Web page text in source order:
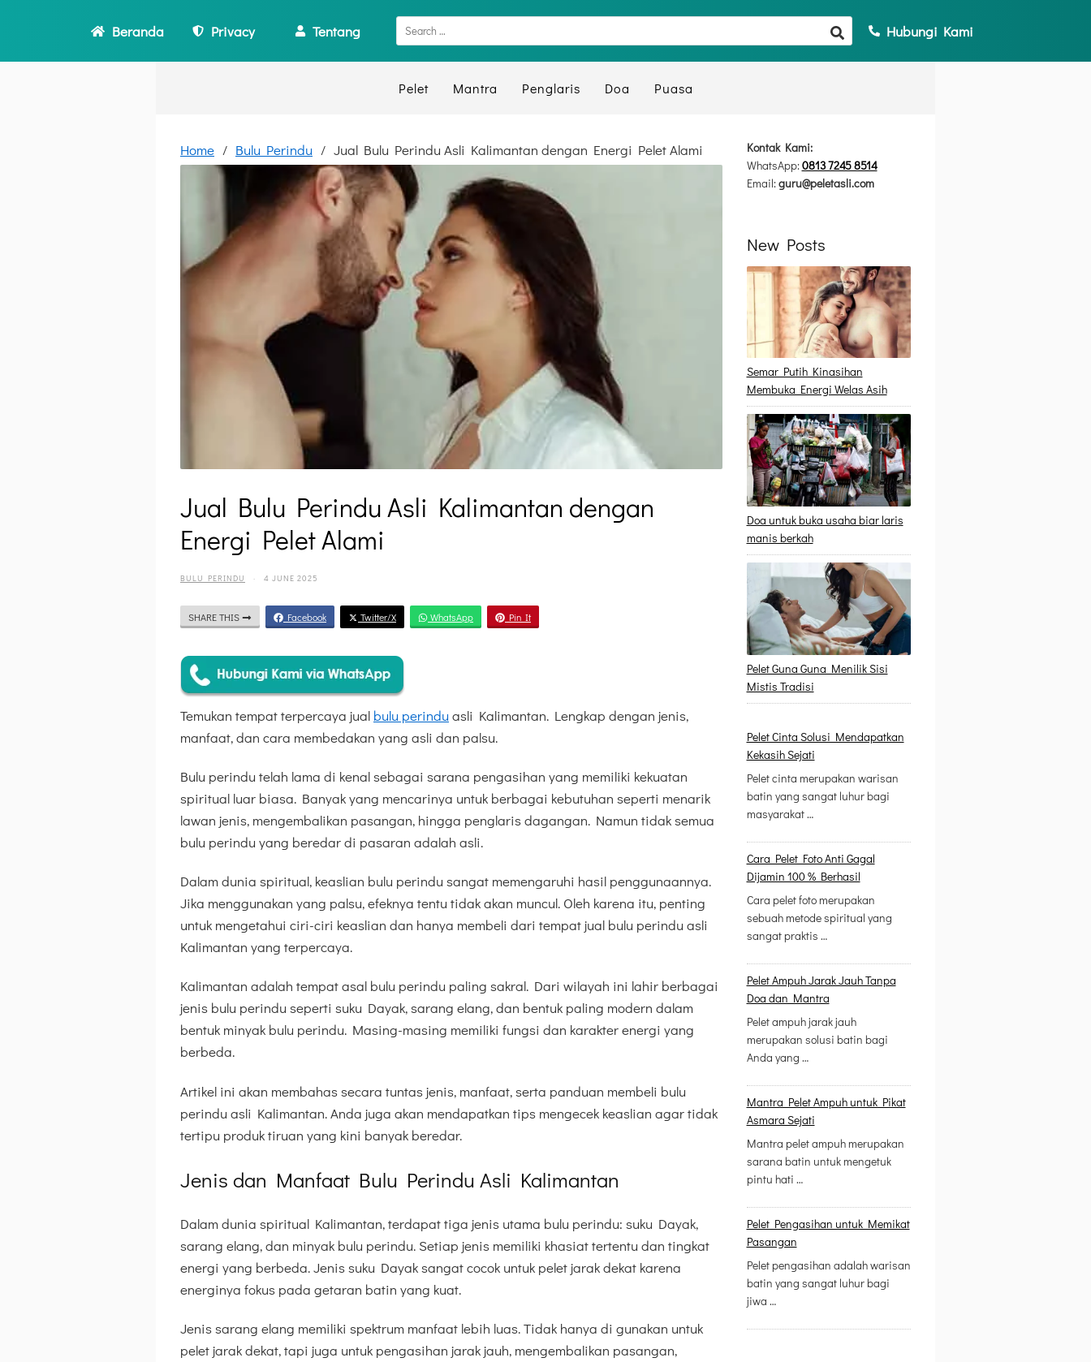
Beranda Privacy Tentang Hubungi Kami
Pelet Mantra Penglaris Doa Puasa
Home Bulu Perindu Jual Bulu Perindu Asli Kalimantan dengan Energi Pelet Alami
Jual Bulu Perindu Asli Kalimantan dengan
Energi Pelet Alami
BULU PERINDU · 4 JUNE 2025
SHARE THIS Facebook Twitter/X WhatsApp Pin It
Temukan tempat terpercaya jual bulu perindu asli Kalimantan. Lengkap dengan jenis,
manfaat, dan cara membedakan yang asli dan palsu.
Bulu perindu telah lama di kenal sebagai sarana pengasihan yang memiliki kekuatan
spiritual luar biasa. Banyak yang mencarinya untuk berbagai kebutuhan seperti menarik
lawan jenis, mengembalikan pasangan, hingga penglaris dagangan. Namun tidak semua
bulu perindu yang beredar di pasaran adalah asli.
Dalam dunia spiritual, keaslian bulu perindu sangat memengaruhi hasil penggunaannya.
Jika menggunakan yang palsu, efeknya tentu tidak akan muncul. Oleh karena itu, penting
untuk mengetahui ciri-ciri keaslian dan hanya membeli dari tempat jual bulu perindu asli
Kalimantan yang terpercaya.
Kalimantan adalah tempat asal bulu perindu paling sakral. Dari wilayah ini lahir berbagai
jenis bulu perindu seperti suku Dayak, sarang elang, dan bentuk paling modern dalam
bentuk minyak bulu perindu. Masing-masing memiliki fungsi dan karakter energi yang
berbeda.
Artikel ini akan membahas secara tuntas jenis, manfaat, serta panduan membeli bulu
perindu asli Kalimantan. Anda juga akan mendapatkan tips mengecek keaslian agar tidak
tertipu produk tiruan yang kini banyak beredar.
Jenis dan Manfaat Bulu Perindu Asli Kalimantan
Dalam dunia spiritual Kalimantan, terdapat tiga jenis utama bulu perindu: suku Dayak,
sarang elang, dan minyak bulu perindu. Setiap jenis memiliki khasiat tertentu dan tingkat
energi yang berbeda. Jenis suku Dayak sangat cocok untuk pelet jarak dekat karena
energinya fokus pada getaran batin yang kuat.
Jenis sarang elang memiliki spektrum manfaat lebih luas. Tidak hanya di gunakan untuk
pelet jarak dekat, tapi juga untuk pengasihan jarak jauh, mengembalikan pasangan,
Kontak Kami:
WhatsApp:0813 7245 8514
Email:guru@peletasli.com
New Posts
Semar Putih Kinasihan
Membuka Energi Welas Asih
Doa untuk buka usaha biar laris
manis berkah
Pelet Guna Guna Menilik Sisi
Mistis Tradisi
Pelet Cinta Solusi Mendapatkan
Kekasih Sejati
Pelet cinta merupakan warisan
batin yang sangat luhur bagi
masyarakat …
Cara Pelet Foto Anti Gagal
Dijamin 100 % Berhasil
Cara pelet foto merupakan
sebuah metode spiritual yang
sangat praktis …
Pelet Ampuh Jarak Jauh Tanpa
Doa dan Mantra
Pelet ampuh jarak jauh
merupakan solusi batin bagi
Anda yang …
Mantra Pelet Ampuh untuk Pikat
Asmara Sejati
Mantra pelet ampuh merupakan
sarana batin untuk mengetuk
pintu hati …
Pelet Pengasihan untuk Memikat
Pasangan
Pelet pengasihan adalah warisan
batin yang sangat luhur bagi
jiwa …